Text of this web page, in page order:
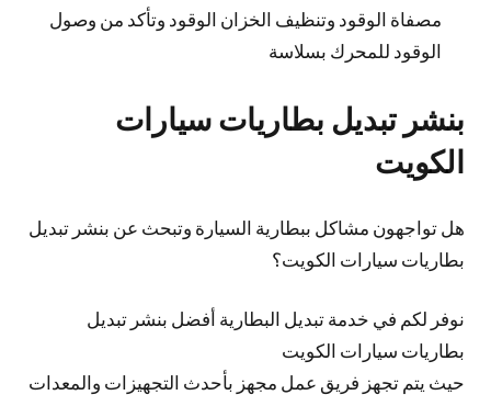
مصفاة الوقود وتنظيف الخزان الوقود وتأكد من وصول
الوقود للمحرك بسلاسة
بنشر تبديل بطاريات سيارات
الكويت
هل تواجهون مشاكل ببطارية السيارة وتبحث عن بنشر تبديل
بطاريات سيارات الكويت؟
نوفر لكم في خدمة تبديل البطارية أفضل بنشر تبديل
بطاريات سيارات الكويت
حيث يتم تجهز فريق عمل مجهز بأحدث التجهيزات والمعدات